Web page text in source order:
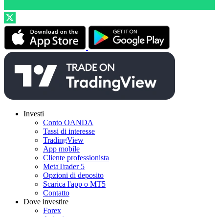
Investi
Conto OANDA
Tassi di interesse
TradingView
App mobile
Cliente professionista
MetaTrader 5
Opzioni di deposito
Scarica l'app o MT5
Contatto
Dove investire
Forex